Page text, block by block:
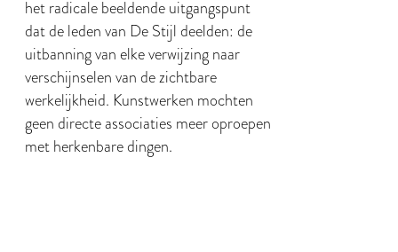
het radicale beeldende uitgangspunt
dat de leden van De Stijl deelden: de
uitbanning van elke verwijzing naar
verschijnselen van de zichtbare
werkelijkheid. Kunstwerken mochten
geen directe associaties meer oproepen
met herkenbare dingen.